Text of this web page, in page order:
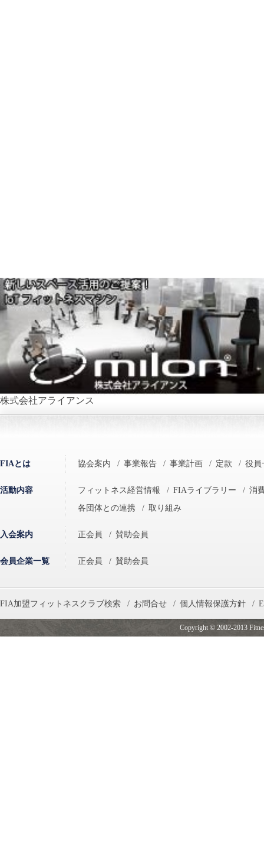
株式会社アライアンス
FIAとは 協会案内 / 事業報告 / 事業計画 / 定款 / 役員
活動内容 フィットネス経営情報 / FIAライブラリー / 消
各団体との連携
/ 取り組み
入会案内 正会員 / 賛助会員
会員企業一覧 正会員 / 賛助会員
FIA加盟フィットネスクラブ検索 / お問合せ / 個人情報保護方針 /
Copyright © 2002-2013